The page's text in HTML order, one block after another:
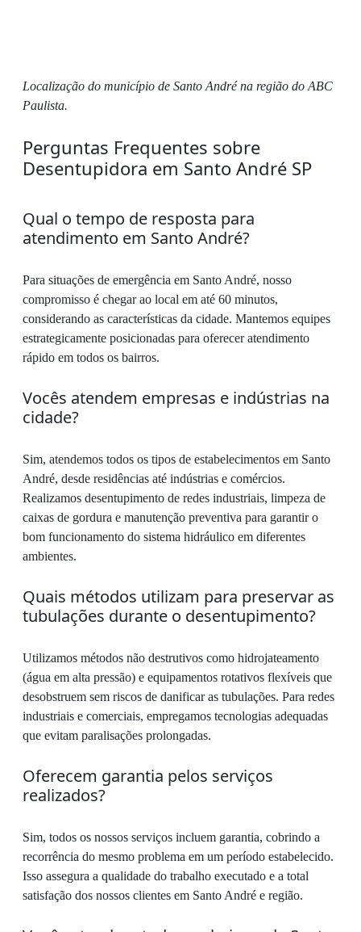
Localização do município de Santo André na região do ABC
Paulista.
Perguntas Frequentes sobre
Desentupidora em Santo André SP
Qual o tempo de resposta para
atendimento em Santo André?
Para situações de emergência em Santo André, nosso
compromisso é chegar ao local em até 60 minutos,
considerando as características da cidade. Mantemos equipes
estrategicamente posicionadas para oferecer atendimento
rápido em todos os bairros.
Vocês atendem empresas e indústrias na
cidade?
Sim, atendemos todos os tipos de estabelecimentos em Santo
André, desde residências até indústrias e comércios.
Realizamos desentupimento de redes industriais, limpeza de
caixas de gordura e manutenção preventiva para garantir o
bom funcionamento do sistema hidráulico em diferentes
ambientes.
Quais métodos utilizam para preservar as
tubulações durante o desentupimento?
Utilizamos métodos não destrutivos como hidrojateamento
(água em alta pressão) e equipamentos rotativos flexíveis que
desobstruem sem riscos de danificar as tubulações. Para redes
industriais e comerciais, empregamos tecnologias adequadas
que evitam paralisações prolongadas.
Oferecem garantia pelos serviços
realizados?
Sim, todos os nossos serviços incluem garantia, cobrindo a
recorrência do mesmo problema em um período estabelecido.
Isso assegura a qualidade do trabalho executado e a total
satisfação dos nossos clientes em Santo André e região.